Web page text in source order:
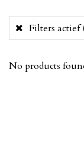
Filters actief
No products